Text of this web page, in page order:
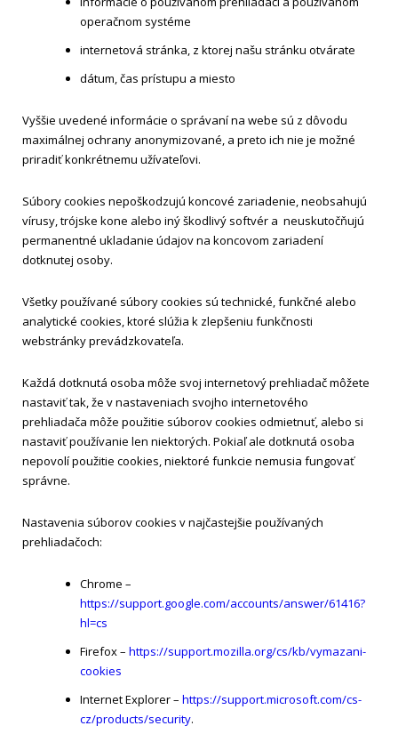
operačnom systéme
internetová stránka, z ktorej našu stránku otvárate
dátum, čas prístupu a miesto
Vyššie uvedené informácie o správaní na webe sú z dôvodu
maximálnej ochrany anonymizované, a preto ich nie je možné
priradiť konkrétnemu užívateľovi.
Súbory cookies nepoškodzujú koncové zariadenie, neobsahujú
vírusy, trójske kone alebo iný škodlivý softvér a neuskutočňujú
permanentné ukladanie údajov na koncovom zariadení
dotknutej osoby.
Všetky používané súbory cookies sú technické, funkčné alebo
analytické cookies, ktoré slúžia k zlepšeniu funkčnosti
webstránky prevádzkovateľa.
Každá dotknutá osoba môže svoj internetový prehliadač môžete
nastaviť tak, že v nastaveniach svojho internetového
prehliadača môže použitie súborov cookies odmietnuť, alebo si
nastaviť používanie len niektorých. Pokiaľ ale dotknutá osoba
nepovolí použitie cookies, niektoré funkcie nemusia fungovať
správne.
Nastavenia súborov cookies v najčastejšie používaných
prehliadačoch:
Chrome –
https://support.google.com/accounts/answer/61416?
hl=cs
Firefox –https://support.mozilla.org/cs/kb/vymazani-
cookies
Internet Explorer –https://support.microsoft.com/cs-
cz/products/security.